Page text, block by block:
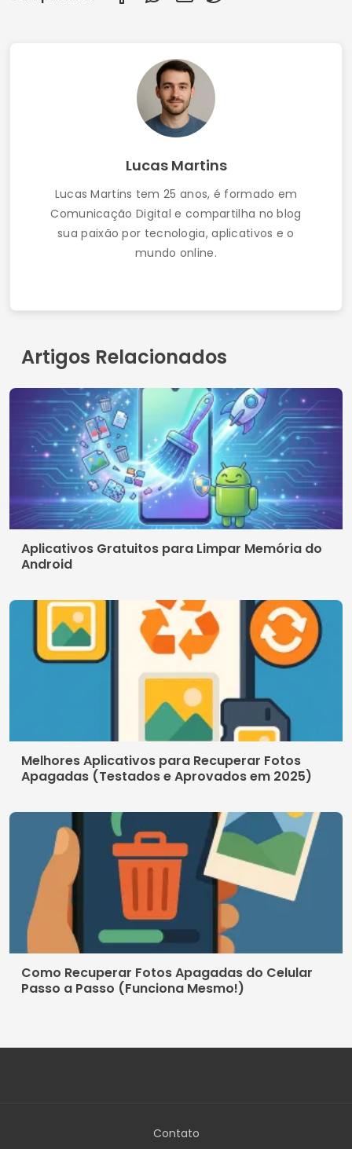
Como Recuperar Fotos Apagadas do Celular
Passo a Passo (Funciona Mesmo!)
Contato
Política de Privacidade
Termos de Uso
© 2026 AppDigi